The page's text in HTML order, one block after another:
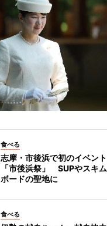
食べる
志摩・市後浜で初のイベント
「市後浜祭」 SUPやスキム
ボードの聖地に
食べる